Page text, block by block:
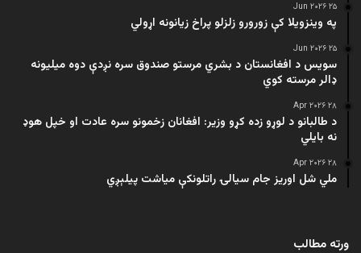
۲۵ Jun ۲۰۲۶
په وینزویلا کې زورورو زلزلو پراخ زیانونه اړولي
۲۵ Jun ۲۰۲۶
سویس د افغانستان د بشري مرستو صندوق سره نږدې دوه میلیونه
ډالر مرسته کوي
۲۸ Apr ۲۰۲۶
د طالبانو د لوړو زده کړو وزیر: افغانان زخمونو سره عادت او خپل هوډ
نه بایلي
۲۸ Apr ۲۰۲۶
ملي شل اوریز جام سیالۍ راتلونکې میاشت پیلېږي
ورته مطالب